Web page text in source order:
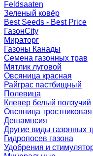
Feldsaaten
Зеленый ковёр
Best Seeds - Best Price
ГазонCity
Мираторг
Газоны Канады
Семена газонных трав
Мятлик луговой
Овсяница красная
Райграс пастбищный
Полевица
Клевер белый ползучий
Овсяница тростниковая
Дешампсия
Другие виды газонных
Гидропосев газона
Удобрения и